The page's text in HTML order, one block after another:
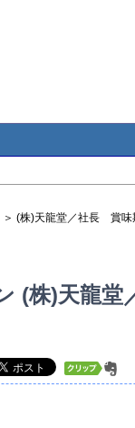
＞ (株)天龍堂／社長 賞味
(株)天龍堂